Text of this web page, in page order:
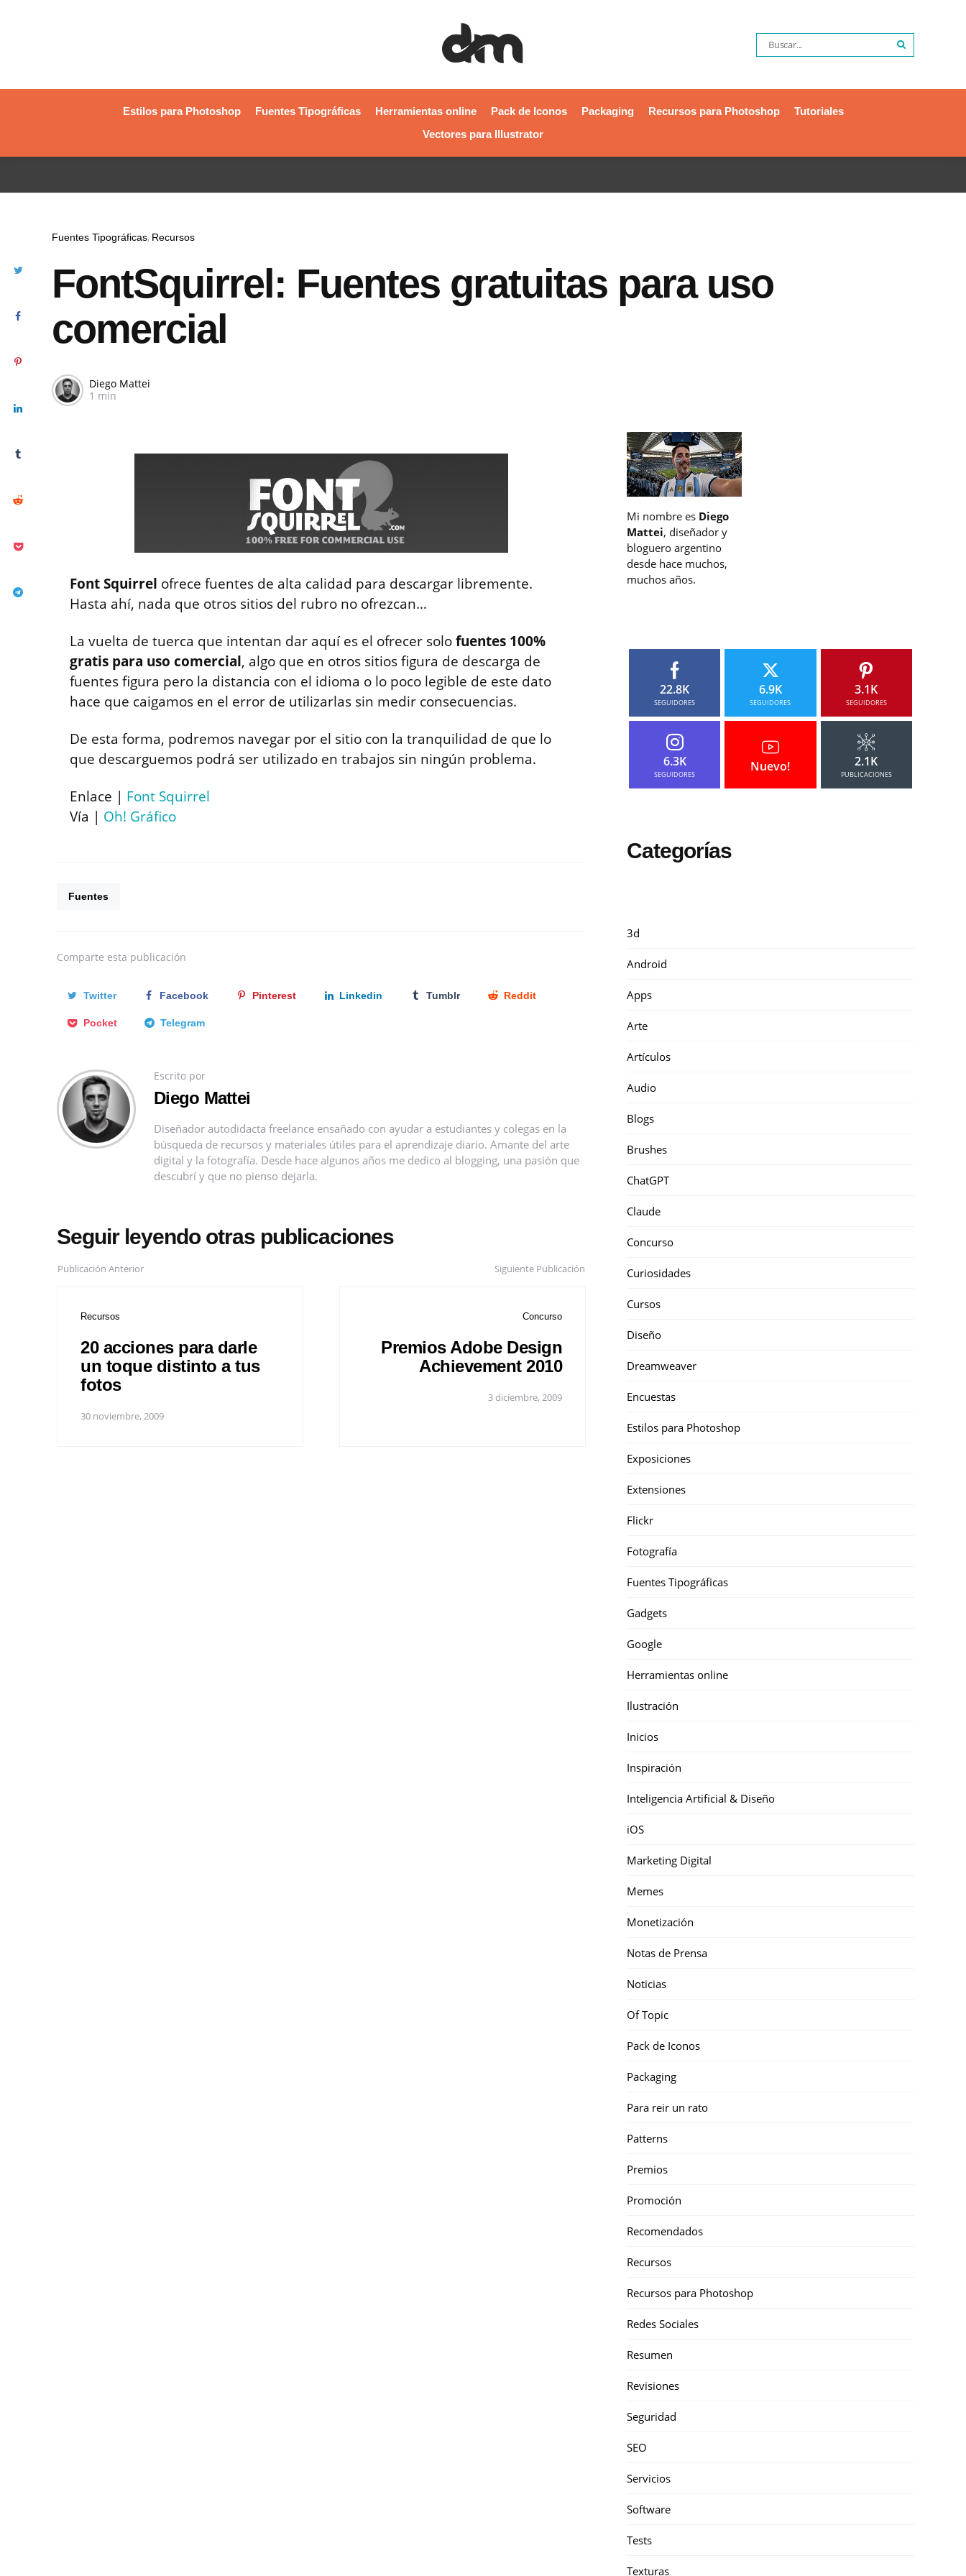
Estilos para Photoshop Fuentes Tipográficas Herramientas online Pack de Iconos Packaging Recursos para Photoshop
Tutoriales
Vectores para Illustrator
Fuentes Tipográficas Recursos
FontSquirrel: Fuentes gratuitas para uso
comercial
Diego Mattei
1 min
Font Squirrel ofrece fuentes de alta calidad para descargar libremente.
Hasta ahí, nada que otros sitios del rubro no ofrezcan…
La vuelta de tuerca que intentan dar aquí es el ofrecer solofuentes 100%
gratis para uso comercial, algo que en otros sitios figura de descarga de
fuentes figura pero la distancia con el idioma o lo poco legible de este dato
hace que caigamos en el error de utilizarlas sin medir consecuencias.
De esta forma, podremos navegar por el sitio con la tranquilidad de que lo
que descarguemos podrá ser utilizado en trabajos sin ningún problema.
Enlace | Font Squirrel
Vía | Oh! Gráfico
Fuentes
Comparte esta publicación
Twitter Facebook Pinterest Linkedin Tumblr Reddit
Pocket Telegram
Escrito por
Diego Mattei
Diseñador autodidacta freelance ensañado con ayudar a estudiantes y colegas en la
búsqueda de recursos y materiales útiles para el aprendizaje diario. Amante del arte
digital y la fotografía. Desde hace algunos años me dedico al blogging, una pasión que
descubrí y que no pienso dejarla.
Seguir leyendo otras publicaciones
Publicación Anterior
Recursos
20 acciones para darle
un toque distinto a tus
fotos
30 noviembre, 2009
Siguiente Publicación
Concurso
Premios Adobe Design
Achievement 2010
3 diciembre, 2009
Mi nombre es Diego
Mattei, diseñador y
bloguero argentino
desde hace muchos,
muchos años.
22.8K
SEGUIDORES
6.9K
SEGUIDORES
3.1K
SEGUIDORES
6.3K
SEGUIDORES
Nuevo! 2.1K
PUBLICACIONES
Categorías
3d
Android
Apps
Arte
Artículos
Audio
Blogs
Brushes
ChatGPT
Claude
Concurso
Curiosidades
Cursos
Diseño
Dreamweaver
Encuestas
Estilos para Photoshop
Exposiciones
Extensiones
Flickr
Fotografía
Fuentes Tipográficas
Gadgets
Google
Herramientas online
Ilustración
Inicios
Inspiración
Inteligencia Artificial & Diseño
iOS
Marketing Digital
Memes
Monetización
Notas de Prensa
Noticias
Of Topic
Pack de Iconos
Packaging
Para reir un rato
Patterns
Premios
Promoción
Recomendados
Recursos
Recursos para Photoshop
Redes Sociales
Resumen
Revisiones
Seguridad
SEO
Servicios
Software
Tests
Texturas